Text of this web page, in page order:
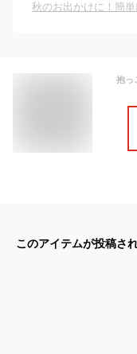
このアイテムが投稿さ